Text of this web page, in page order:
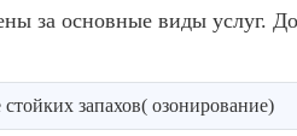
за основные виды услуг.
стойких запахов( озонирование)